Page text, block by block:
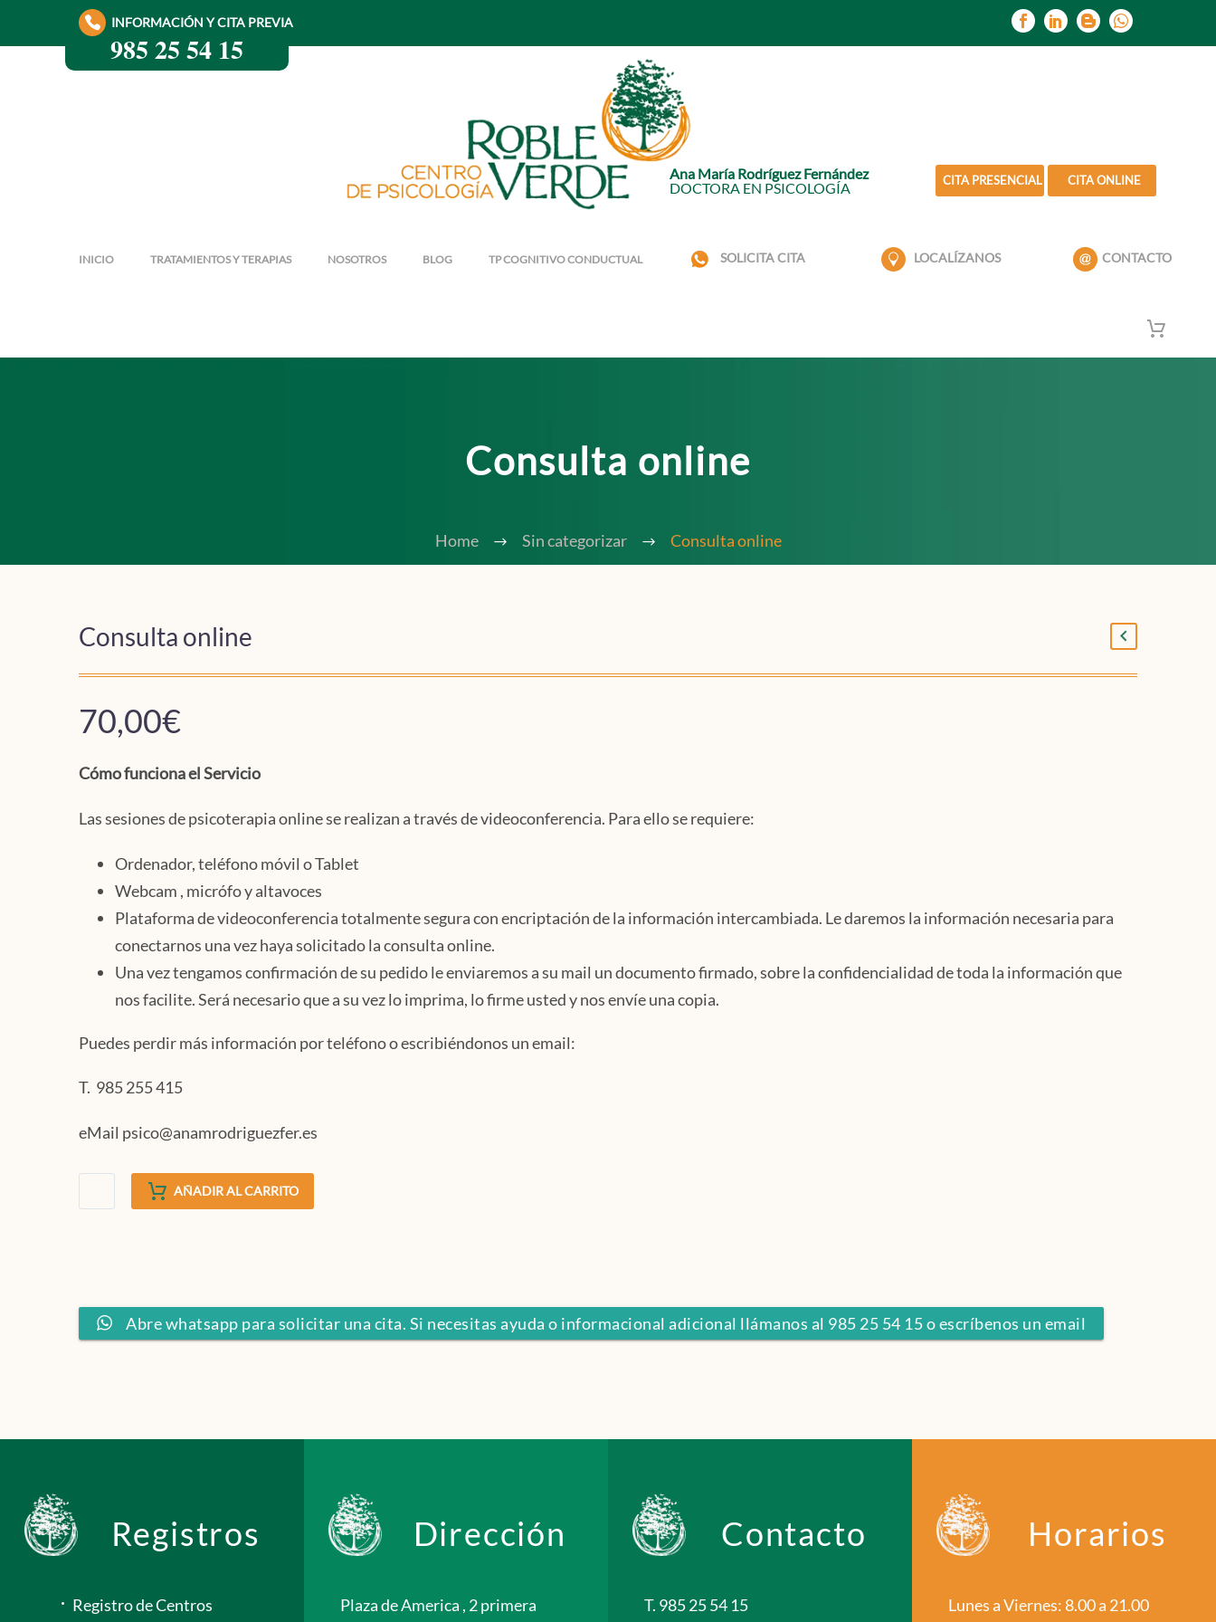
985 25 54 15
INFORMACIÓN Y CITA PREVIA
Ana María Rodríguez Fernández
DOCTORA EN PSICOLOGÍA
CITA PRESENCIAL CITA ONLINE
INICIO TRATAMIENTOS Y TERAPIAS NOSOTROS BLOG TP COGNITIVO CONDUCTUAL CONTACTO
LOCALÍZANOS
SOLICITA CITA
Consulta online
Home Sin categorizar Consulta online
Consulta online
70,00€
Cómo funciona el Servicio
Las sesiones de psicoterapia online se realizan a través de videoconferencia. Para ello se requiere:
Ordenador, teléfono móvil o Tablet
Webcam , micrófo y altavoces
Plataforma de videoconferencia totalmente segura con encriptación de la información intercambiada. Le daremos la información necesaria para
conectarnos una vez haya solicitado la consulta online.
Una vez tengamos confirmación de su pedido le enviaremos a su mail un documento firmado, sobre la confidencialidad de toda la información que
nos facilite. Será necesario que a su vez lo imprima, lo firme usted y nos envíe una copia.
Puedes perdir más información por teléfono o escribiéndonos un email:
T. 985 255 415
eMail psico@anamrodriguezfer.es
online
AÑADIR AL CARRITO
Abre whatsapp para solicitar una cita. Si necesitas ayuda o informacional adicional llámanos al 985 25 54 15 o escríbenos un email
Registros
Registro de Centros
Dirección
Plaza de America , 2 primera
Contacto
T. 985 25 54 15
Horarios
Lunes a Viernes: 8.00 a 21.00